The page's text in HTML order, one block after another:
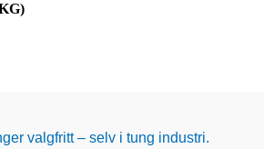
valgfritt – selv i tung industri.